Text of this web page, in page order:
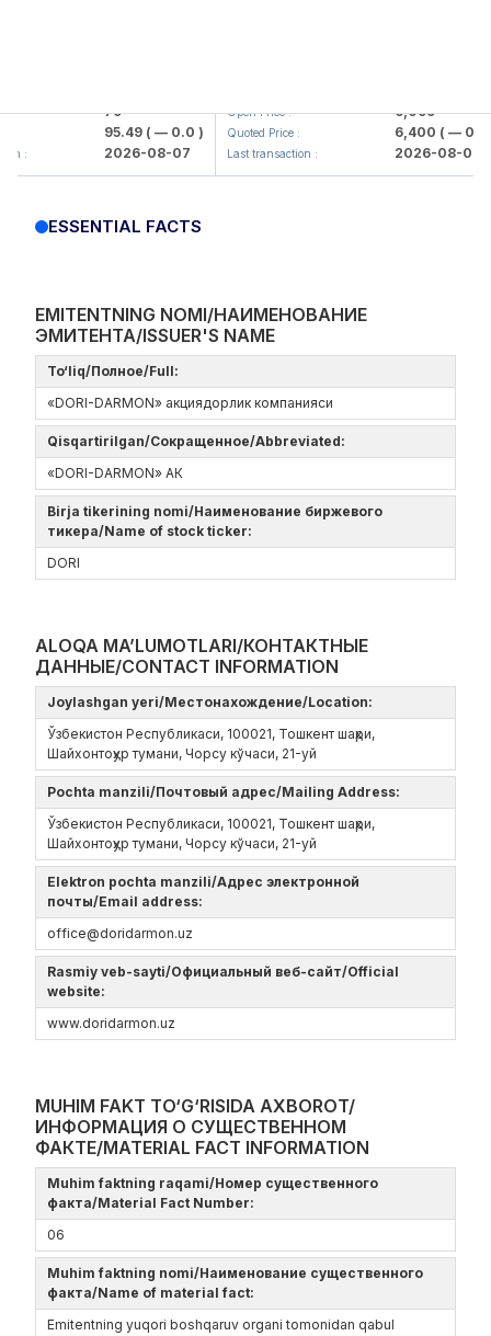
79
95.49( — 0.0 )
2026-08-07
Open Price : 6,099
Quoted Price : 6,400( — 0.0 )
Last transaction : 2026-08-07
ESSENTIAL FACTS
EMITENTNING NOMI/НАИМЕНОВАНИЕ
ЭМИТЕНТА/ISSUER'S NAME
To‘liq/Полное/Full:
«DORI-DARMON» акциядорлик компанияси
Qisqartirilgan/Сокращенное/Abbreviated:
«DORI-DARMON» АК
Birja tikerining nomi/Наименование биржевого
тикера/Name of stock ticker:
DORI
ALOQA MA’LUMOTLARI/КОНТАКТНЫЕ
ДАННЫЕ/CONTACT INFORMATION
Joylashgan yeri/Местонахождение/Location:
Ўзбекистон Республикаси, 100021, Тошкент шаҳри,
Шайхонтоҳур тумани, Чорсу кўчаси, 21-уй
Pochta manzili/Почтовый адрес/Mailing Address:
Ўзбекистон Республикаси, 100021, Тошкент шаҳри,
Шайхонтоҳур тумани, Чорсу кўчаси, 21-уй
Elektron pochta manzili/Адрес электронной
почты/Email address:
office@doridarmon.uz
Rasmiy veb-sayti/Официальный веб-сайт/Official
website:
www.doridarmon.uz
MUHIM FAKT TO‘G‘RISIDA AXBOROT/
ИНФОРМАЦИЯ О СУЩЕСТВЕННОМ
ФАКТЕ/MATERIAL FACT INFORMATION
Muhim faktning raqami/Номер существенного
факта/Material Fact Number:
06
Muhim faktning nomi/Наименование существенного
факта/Name of material fact:
Emitentning yuqori boshqaruv organi tomonidan qabul